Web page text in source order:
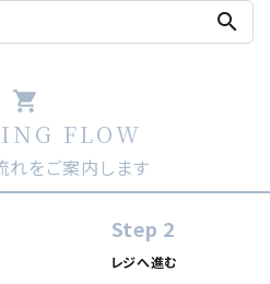
search
shopping_cart
FLOW
れをご案内します
Step 2
レジへ進む